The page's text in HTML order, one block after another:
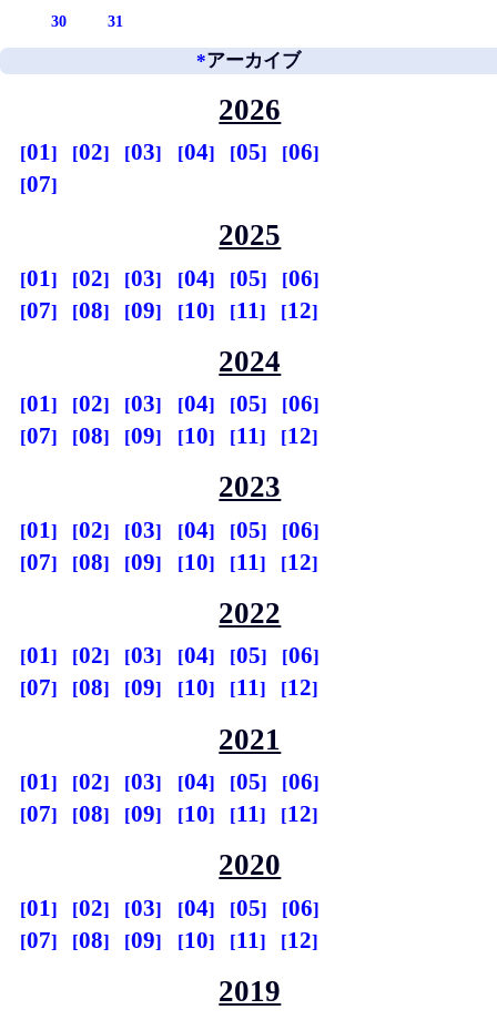
30 31
*アーカイブ
2026
01 02 03 04 05
06
07
2025
01 02 03 04 05
06
07
08 09 10 11 12
2024
01 02 03 04 05
06
07
08 09 10 11 12
2023
01 02 03 04 05
06
07
08 09 10 11 12
2022
01 02 03 04 05
06
07
08 09 10 11 12
2021
01 02 03 04 05
06
07
08 09 10 11 12
2020
01 02 03 04 05
06
07
08 09 10 11 12
2019